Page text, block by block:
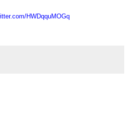
HWDqquMOGq